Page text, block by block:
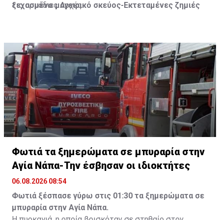
τις αρμόδιες Αρχές.
ξεχασμένο μαγειρικό σκεύος-Εκτεταμένες ζημιές
Φωτιά τα ξημερώματα σε μπυραρία στην
Αγία Νάπα-Την έσβησαν οι ιδιοκτήτες
06.08.2026 08:54
Φωτιά ξέσπασε γύρω στις 01:30 τα ξημερώματα σε
μπυραρία στην Αγία Νάπα.